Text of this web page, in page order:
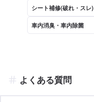
シート補修(破れ・スレ)
車内消臭・車内除菌
よくある質問